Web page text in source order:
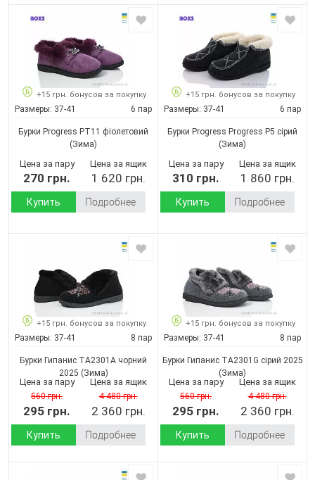
+15 грн. бонусов за покупку
Размеры: 37-41 6 пар
Бурки Progress РТ11 фіолетовий
(Зима)
Цена за пару
270 грн.
Цена за ящик
1 620 грн.
Купить Подробнее
+15 грн. бонусов за покупку
Размеры: 37-41 6 пар
Бурки Progress Progress P5 сірий
(Зима)
Цена за пару
310 грн.
Цена за ящик
1 860 грн.
Купить Подробнее
+15 грн. бонусов за покупку
Размеры: 37-41 8 пар
Бурки Гипанис ТА2301A чорний
2025 (Зима)
Цена за пару
560 грн.
295 грн.
Цена за ящик
4 480 грн.
2 360 грн.
Купить Подробнее
+15 грн. бонусов за покупку
Размеры: 37-41 8 пар
Бурки Гипанис ТА2301G сірий 2025
(Зима)
Цена за пару
560 грн.
295 грн.
Цена за ящик
4 480 грн.
2 360 грн.
Купить Подробнее